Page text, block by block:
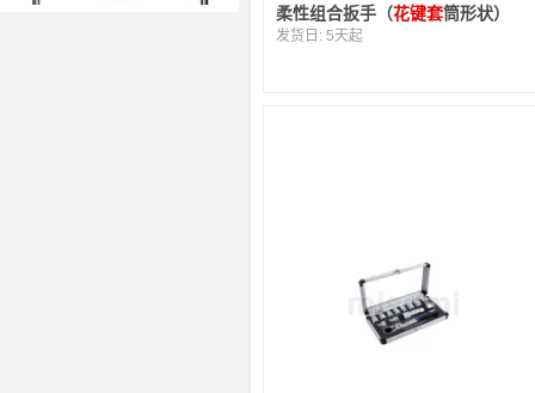
柔性组合扳手（花键套筒形状）
发货日:5天起